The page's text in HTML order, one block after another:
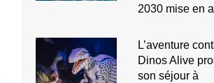
2030 mise en
L’aventure
Dinos Alive
son séjour à